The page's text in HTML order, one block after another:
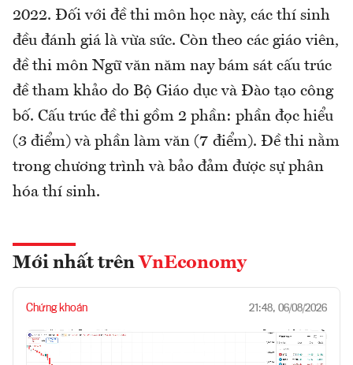
2022. Đối với đề thi môn học này, các thí sinh
đều đánh giá là vừa sức. Còn theo các giáo viên,
đề thi môn Ngữ văn năm nay bám sát cấu trúc
đề tham khảo do Bộ Giáo dục và Đào tạo công
bố. Cấu trúc đề thi gồm 2 phần: phần đọc hiểu
(3 điểm) và phần làm văn (7 điểm). Đề thi nằm
trong chương trình và bảo đảm được sự phân
hóa thí sinh.
Mới nhất trên VnEconomy
Chứng khoán 21:48, 06/08/2026